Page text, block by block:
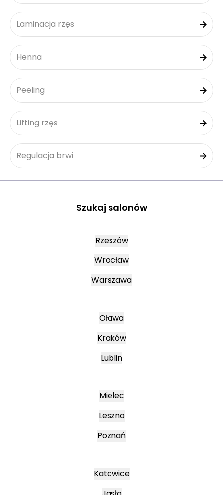
Laminacja rzęs
Henna
Peeling
Lifting rzęs
Regulacja brwi
Szukaj salonów
Rzeszów
Wrocław
Warszawa
Oława
Kraków
Lublin
Mielec
Leszno
Poznań
Katowice